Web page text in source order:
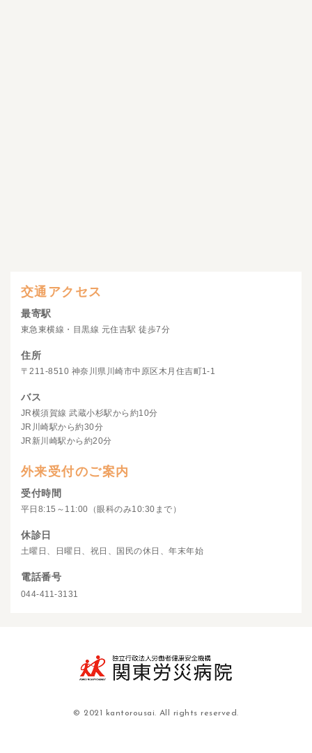
交通アクセス
最寄駅
東急東横線・目黒線 元住吉駅 徒歩7分
住所
〒211-8510 神奈川県川崎市中原区木月住吉町1-1
バス
JR横須賀線 武蔵小杉駅から約10分
JR川崎駅から約30分
JR新川崎駅から約20分
外来受付のご案内
受付時間
平日8:15～11:00（眼科のみ10:30まで）
休診日
土曜日、日曜日、祝日、国民の休日、年末年始
電話番号
044-411-3131
© 2021 kantorousai. All rights reserved.